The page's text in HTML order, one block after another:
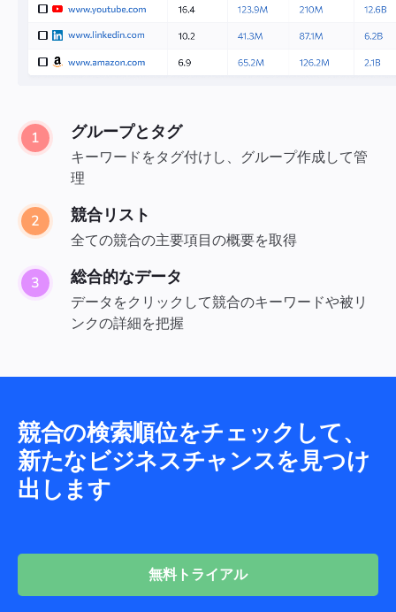
グループとタグ
キーワードをタグ付けし、グループ作成して管
理
競合リスト
全ての競合の主要項目の概要を取得
総合的なデータ
データをクリックして競合のキーワードや被リ
ンクの詳細を把握
競合の検索順位をチェックして、
新たなビジネスチャンスを見つけ
出します
無料トライアル